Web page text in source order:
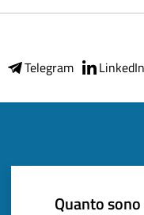
Telegram LinkedIn
Quanto